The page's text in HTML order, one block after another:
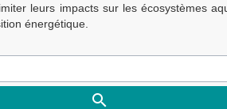
leurs impacts sur les écosystèmes
énergétique.